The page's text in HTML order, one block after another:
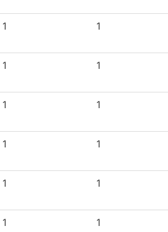
1 1
1 1
1 1
1 1
1 1
1 1